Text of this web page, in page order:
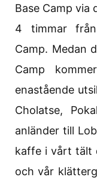
Base Camp via
4 timmar
Camp. Medan
Camp
enastående
Cholatse,
anländer till
kaffe i vårt tält
och vår